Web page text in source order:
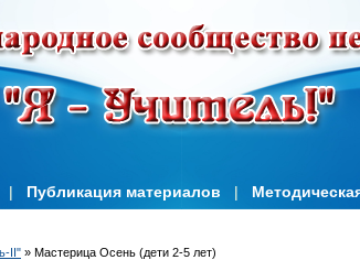
| Публикация материалов |
II" » Мастерица Осень (дети 2-5 лет)